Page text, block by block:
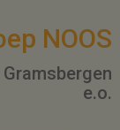
NOOS
e.o.